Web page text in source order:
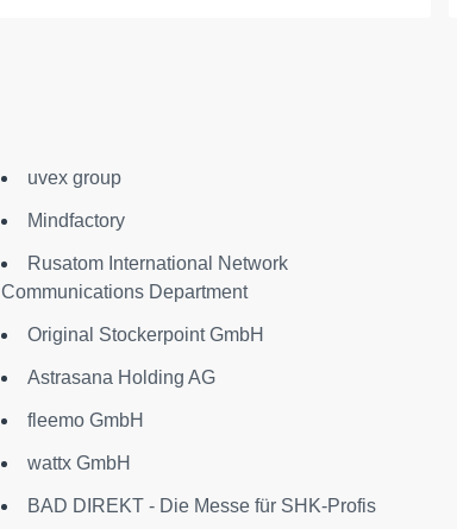
uvex group
Mindfactory
Rusatom International Network
Communications Department
Original Stockerpoint GmbH
Astrasana Holding AG
fleemo GmbH
wattx GmbH
BAD DIREKT - Die Messe für SHK-Profis